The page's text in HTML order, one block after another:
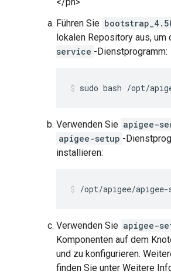
Führen Sie
lokalen Repository aus, um
service -Dienstprogramm:
sudo bash /opt/
Verwenden Sie apigee-
apigee-setup -
installieren:
/opt/apigee/
Verwenden Sie apigee-
Komponenten auf dem
und zu konfigurieren.
finden Sie unter Weitere